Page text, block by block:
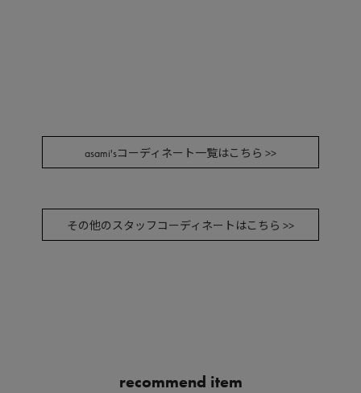
asami'sコーディネート一覧はこちら >>
その他のスタッフコーディネートはこちら >>
recommend item